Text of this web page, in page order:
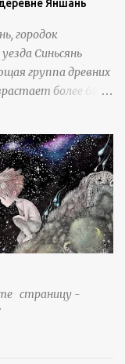
Яншань
городок
Синьсянь
группа древних
более 6800
страницу -